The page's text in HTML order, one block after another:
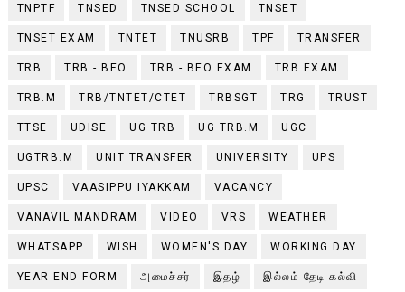
TNPTF TNSED TNSED SCHOOL TNSET
TNSET EXAM TNTET TNUSRB TPF TRANSFER
TRB TRB - BEO TRB - BEO EXAM TRB EXAM
TRB.M TRB/TNTET/CTET TRBSGT TRG TRUST
TTSE UDISE UG TRB UG TRB.M UGC
UGTRB.M UNIT TRANSFER UNIVERSITY UPS
UPSC VAASIPPU IYAKKAM VACANCY
VANAVIL MANDRAM VIDEO VRS WEATHER
WHATSAPP WISH WOMEN'S DAY WORKING DAY
YEAR END FORM அமைச்சர் இதழ் இல்லம் தேடி கல்வி